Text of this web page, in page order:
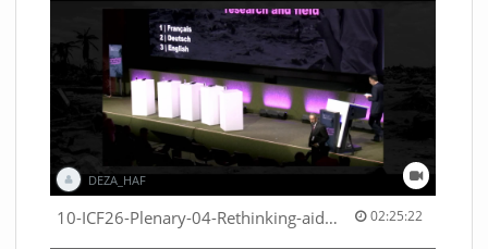
DEZA_HAF
10-ICF26-Plenary-04-Rethinking-aid-deliveries-for-greater-impact-with-existing-resources-53529531710001791 02:25:22
02:25:22 duration